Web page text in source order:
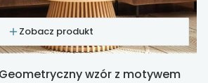
Zobacz produkt
wzór z motywem